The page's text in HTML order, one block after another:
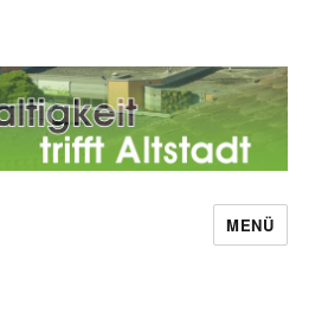
MENÜ